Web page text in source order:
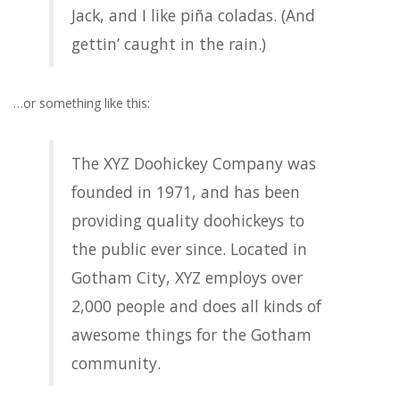
Jack, and I like piña coladas. (And
gettin’ caught in the rain.)
…or something like this:
The XYZ Doohickey Company was
founded in 1971, and has been
providing quality doohickeys to
the public ever since. Located in
Gotham City, XYZ employs over
2,000 people and does all kinds of
awesome things for the Gotham
community.